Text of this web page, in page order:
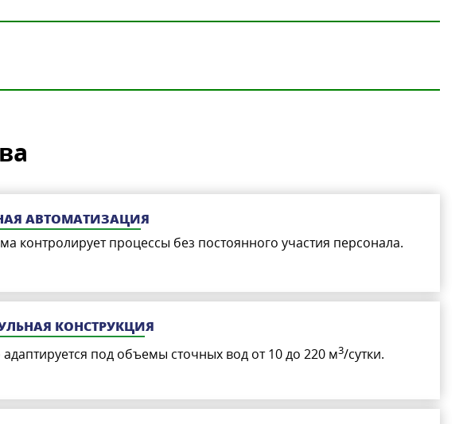
АВТОМАТИЗАЦИЯ
контролирует процессы без постоянного участия персонала.
КОНСТРУКЦИЯ
адаптируется под объемы сточных вод от 10 до 220 м3/сутки.